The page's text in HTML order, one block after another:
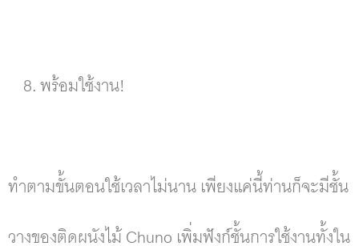
พร้อมใช้งาน!
ทำตามขั้นตอนใช้เวลาไม่นาน เพียงแค่นี้ท่านก็จะมีชั้น
วางของติดผนังไม้ Chuno เพิ่มฟังก์ชั้นการใช้งานทั้งใน